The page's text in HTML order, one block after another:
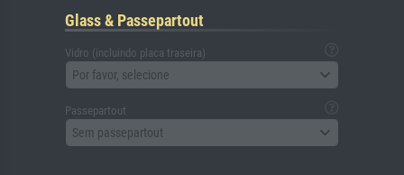
Glass & Passepartout
Vidro (incluindo placa traseira)
Por favor, selecione
Passepartout
Sem passepartout